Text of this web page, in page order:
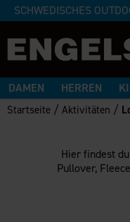
SCHWEDISCHES
DAMEN HERREN
Startseite /Aktivitäten /
Hier findest
Pullover,